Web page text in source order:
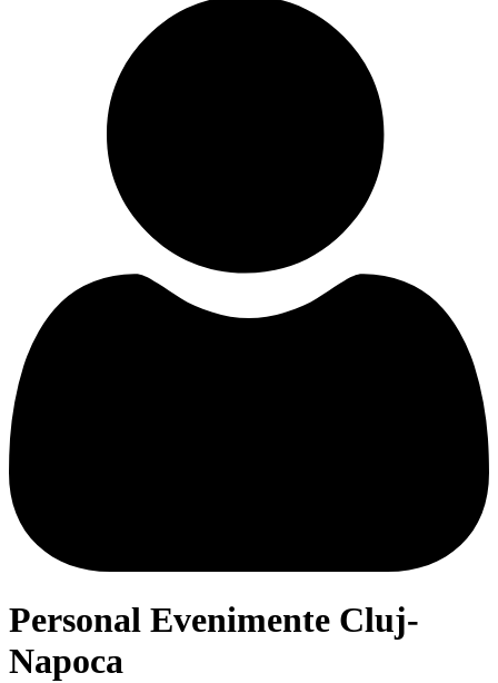
Personal Evenimente Cluj-
Napoca